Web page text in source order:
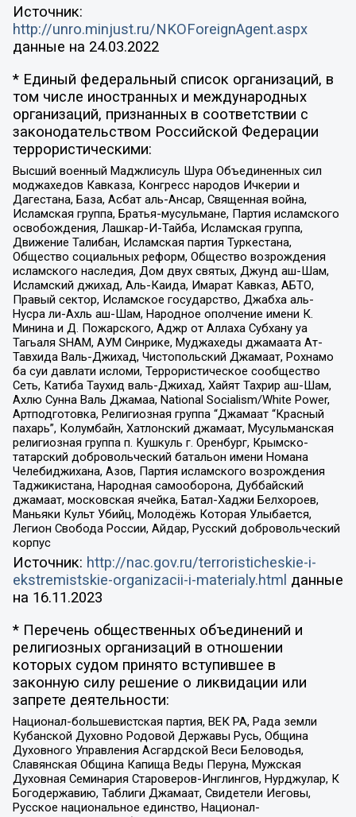
Источник:
http://unro.minjust.ru/NKOForeignAgent.aspx
данные на 24.03.2022
* Единый федеральный список организаций, в
том числе иностранных и международных
организаций, признанных в соответствии с
законодательством Российской Федерации
террористическими:
Высший военный Маджлисуль Шура Объединенных сил
моджахедов Кавказа, Конгресс народов Ичкерии и
Дагестана, База, Асбат аль-Ансар, Священная война,
Исламская группа, Братья-мусульмане, Партия исламского
освобождения, Лашкар-И-Тайба, Исламская группа,
Движение Талибан, Исламская партия Туркестана,
Общество социальных реформ, Общество возрождения
исламского наследия, Дом двух святых, Джунд аш-Шам,
Исламский джихад, Аль-Каида, Имарат Кавказ, АБТО,
Правый сектор, Исламское государство, Джабха аль-
Нусра ли-Ахль аш-Шам, Народное ополчение имени К.
Минина и Д. Пожарского, Аджр от Аллаха Субхану уа
Тагьаля SHAM, АУМ Синрике, Муджахеды джамаата Ат-
Тавхида Валь-Джихад, Чистопольский Джамаат, Рохнамо
ба суи давлати исломи, Террористическое сообщество
Сеть, Катиба Таухид валь-Джихад, Хайят Тахрир аш-Шам,
Ахлю Сунна Валь Джамаа, National Socialism/White Power,
Артподготовка, Религиозная группа “Джамаат “Красный
пахарь”, Колумбайн, Хатлонский джамаат, Мусульманская
религиозная группа п. Кушкуль г. Оренбург, Крымско-
татарский добровольческий батальон имени Номана
Челебиджихана, Азов, Партия исламского возрождения
Таджикистана, Народная самооборона, Дуббайский
джамаат, московская ячейка, Батал-Хаджи Белхороев,
Маньяки Культ Убийц, Молодёжь Которая Улыбается,
Легион Свобода России, Айдар, Русский добровольческий
корпус
Источник: http://nac.gov.ru/terroristicheskie-i-
ekstremistskie-organizacii-i-materialy.html данные
на 16.11.2023
* Перечень общественных объединений и
религиозных организаций в отношении
которых судом принято вступившее в
законную силу решение о ликвидации или
запрете деятельности:
Национал-большевистская партия, ВЕК РА, Рада земли
Кубанской Духовно Родовой Державы Русь, Община
Духовного Управления Асгардской Веси Беловодья,
Славянская Община Капища Веды Перуна, Мужская
Духовная Семинария Староверов-Инглингов, Нурджулар, К
Богодержавию, Таблиги Джамаат, Свидетели Иеговы,
Русское национальное единство, Национал-